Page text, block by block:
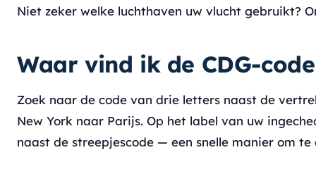
Niet zeker welke luchthaven uw vlucht gebruikt?
Waar vind ik de CDG-
Zoek naar de code van drie letters naast de
New York naar Parijs. Op het label van uw
naast de streepjescode — een snelle manier om